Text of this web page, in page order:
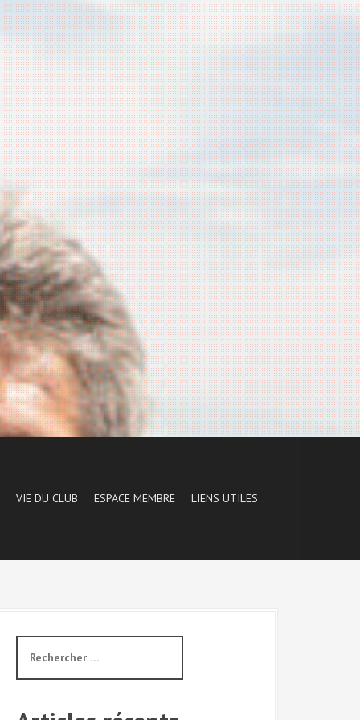
VIE DU CLUB ESPACE MEMBRE LIENS UTILES
c